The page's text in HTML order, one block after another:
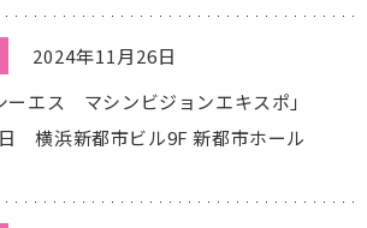
2024年11月26日
ーエス マシンビジョンエキスポ」
横浜新都市ビル9F 新都市ホール